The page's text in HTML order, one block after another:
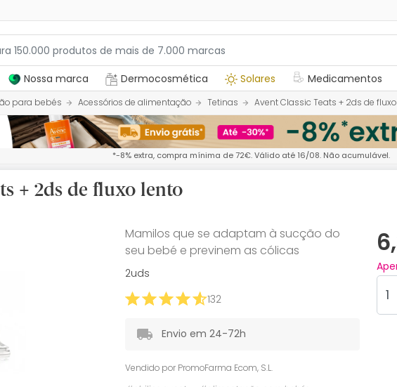
Nossa marca Dermocosmética Solares Medicamentos
para bebés Acessórios de alimentação Tetinas Avent Classic Teats + 2ds de
*-8% extra, compra mínima de 72€. Válido até 16/08. Não acumulável.
+ 2ds de fluxo lento
Mamilos que se adaptam à sucção do
seu bebé e previnem as cólicas
2uds
132
Envio em 24-72h
Vendido por PromoFarma Ecom, S.L.